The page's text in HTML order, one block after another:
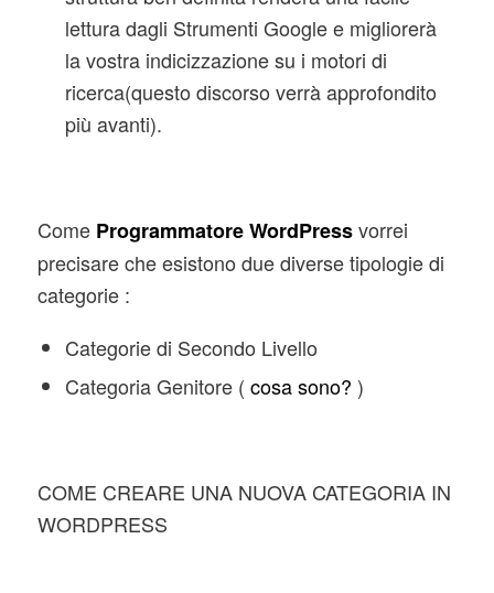
lettura dagli Strumenti Google e migliorerà
la vostra indicizzazione su i motori di
ricerca(questo discorso verrà approfondito
più avanti).
Come Programmatore WordPressvorrei
precisare che esistono due diverse tipologie di
categorie :
Categorie di Secondo Livello
Categoria Genitore ( cosa sono? )
COME CREARE UNA NUOVA CATEGORIA IN
WORDPRESS